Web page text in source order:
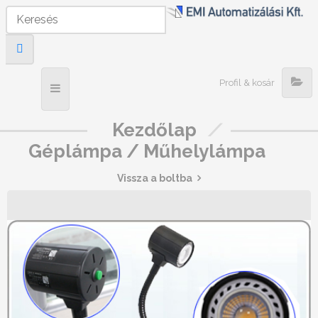
Profil & kosár
Kezdőlap /
Géplámpa / Műhelylámpa
Vissza a boltba